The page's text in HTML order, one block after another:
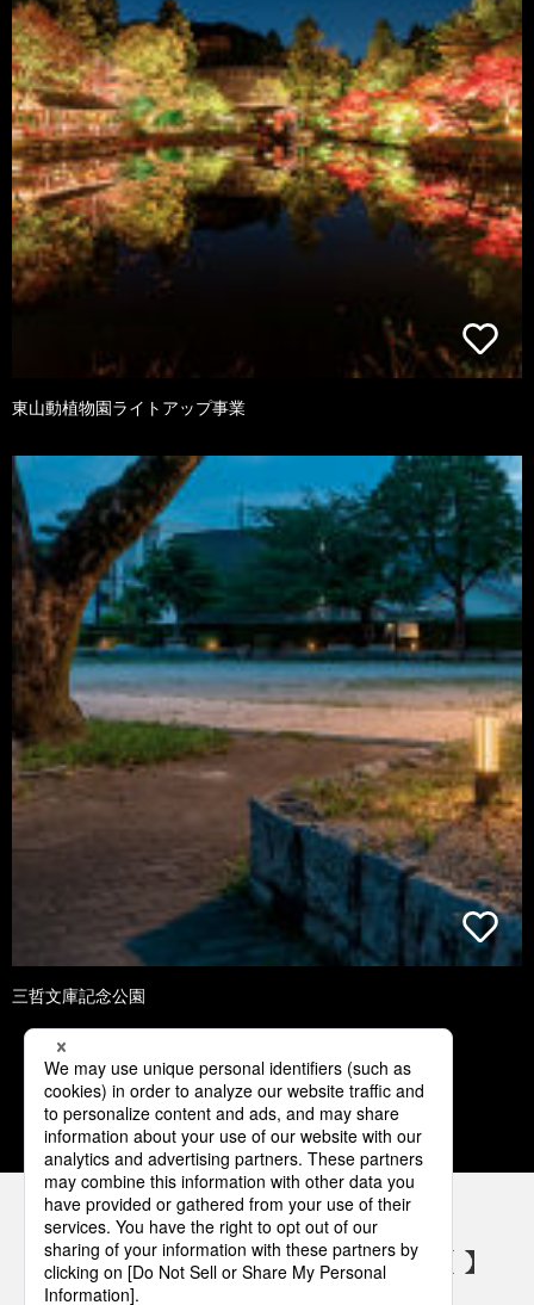
東山動植物園ライトアップ事業
三哲文庫記念公園
1 2 3 4 5
パナソニックの電気設備 SNSアカウント